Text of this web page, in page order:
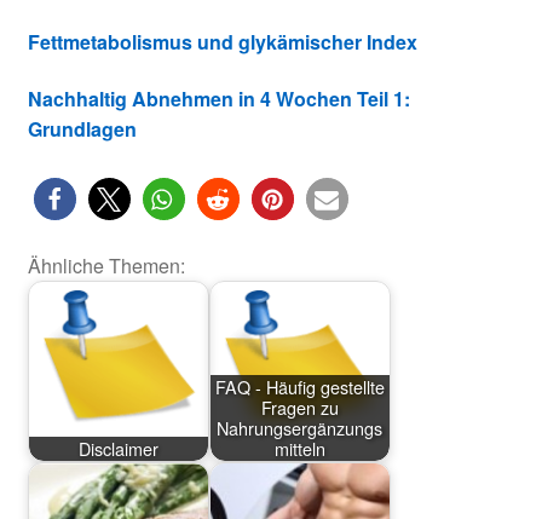
Fettmetabolismus und glykämischer Index
Nachhaltig Abnehmen in 4 Wochen Teil 1:
Grundlagen
Ähnliche Themen:
Disclaimer
FAQ - Häufig gestellte
Fragen zu
Nahrungsergänzungs
mitteln